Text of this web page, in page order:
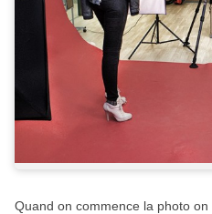
Quand on commence la photo